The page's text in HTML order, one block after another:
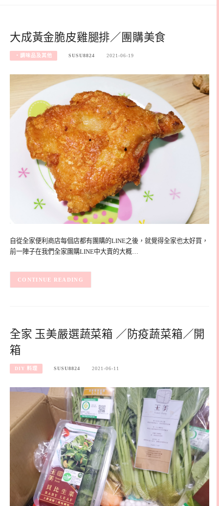
大成黃金脆皮雞腿排／團購美食
‧調味品及其他 SUSU8824 2021-06-19
自從全家便利商店每個店都有團購的LINE之後，就覺得全家也太好買，
前一陣子在我們全家團購LINE中大賣的大概…
CONTINUE READING
全家 玉美嚴選蔬菜箱 ／防疫蔬菜箱／開
箱
DIY 料理 SUSU8824 2021-06-11